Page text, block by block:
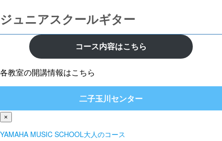
ジュニアスクールギター
コース内容はこちら
各教室の開講情報はこちら
二子玉川センター
×
YAMAHA MUSIC SCHOOL大人のコース